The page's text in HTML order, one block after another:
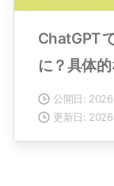
ChatGPT
に？具体
公開日:
更新日: